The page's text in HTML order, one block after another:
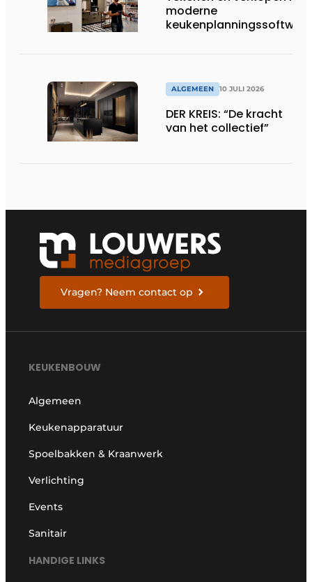
moderne
keukenplanningssoftware
ALGEMEEN 10 JULI 2026
DER KREIS: “De kracht
van het collectief”
Vragen? Neem contact op
KEUKENBOUW
Algemeen
Keukenapparatuur
Spoelbakken & Kraanwerk
Verlichting
Events
Sanitair
HANDIGE LINKS